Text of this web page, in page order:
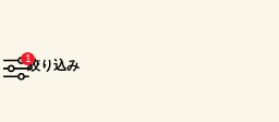
1絞り込み